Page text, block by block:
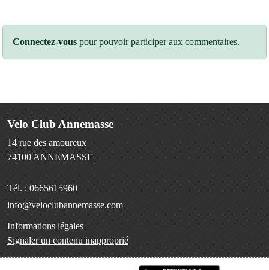
Connectez-vous pour pouvoir participer aux commentaires.
Velo Club Annemasse
14 rue des amoureux
74100 ANNEMASSE
Tél. : 0665615960
info@veloclubannemasse.com
Informations légales
Signaler un contenu inapproprié